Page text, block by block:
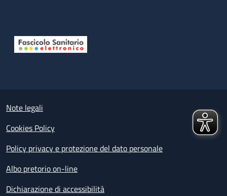
Small prints
Note legali
Cookies Policy
Policy privacy e protezione del dato personale
Albo pretorio on-line
Dichiarazione di accessibilità